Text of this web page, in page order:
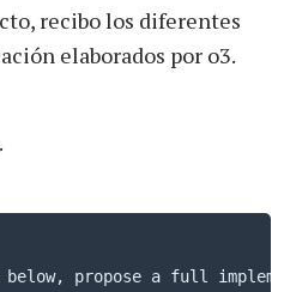
recibo los diferentes
elaborados por o3.
below, propose a full